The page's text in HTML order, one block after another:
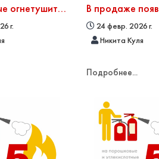
Специальные огнетушители для тушения литий-ионных аккумуляторов и активных металлов
г.
24 февр. 2026 г.
Никита Куля
Подробнее...